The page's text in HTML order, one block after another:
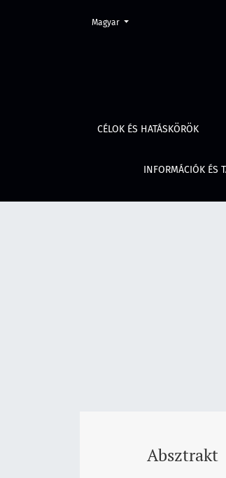
A pótmagánvád a büntető
CÉLOK ÉS HATÁSKÖRÖK
INFORMÁCIÓK ÉS
Change the language. The current
Magyar
Absztrakt